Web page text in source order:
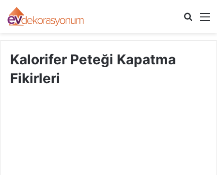
Arama
Kalorifer Peteği Kapatma
Fikirleri